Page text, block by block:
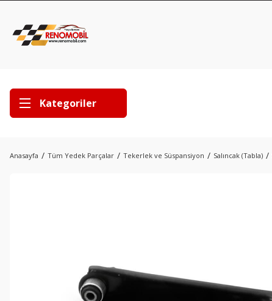
Kategoriler
Anasayfa Tüm Yedek Parçalar Tekerlek ve Süspansiyon Salıncak (Tabla)